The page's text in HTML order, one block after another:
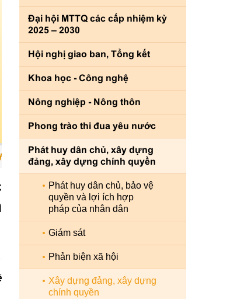
TIỆN - CON NGƯỜI LÀ TRUNG TÂM -
Đại hội MTTQ các cấp nhiệm kỳ
2025 – 2030
Hội nghị giao ban, Tổng kết
Khoa học - Công nghệ
Nông nghiệp - Nông thôn
Phong trào thi đua yêu nước
Phát huy dân chủ, xây dựng
đảng, xây dựng chính quyền
Phát huy dân chủ, bảo vệ
quyền và lợi ích hợp
pháp của nhân dân
Giám sát
Phản biện xã hội
Xây dựng đảng, xây dựng
chính quyền